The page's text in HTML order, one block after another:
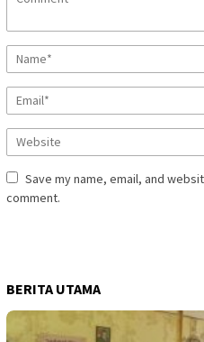
Save my name, email, and
comment.
BERITA UTAMA